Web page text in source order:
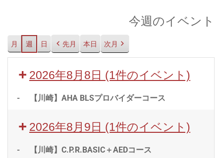
今週のイベント
月 週 日 先月 本日 次月
2026年8月8日 (1件のイベント)
- 【川崎】AHA BLSプロバイダーコース
2026年8月9日 (1件のイベント)
- 【川崎】C.P.R.BASIC＋AEDコース